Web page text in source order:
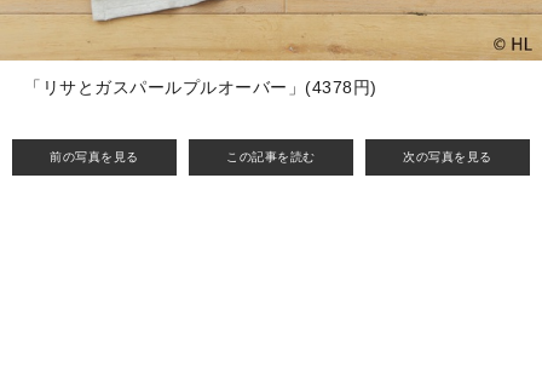
前の写真を見る この記事を読む 次の写真を見る
「リサとガスパールプルオーバー」(4378円)